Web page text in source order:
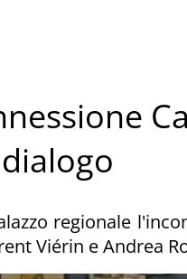
regionale
Viérin e Andrea